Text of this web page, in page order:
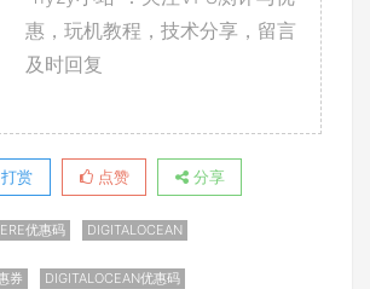
惠，玩机教程，技术分享，留言
及时回复
赏 点赞 分享
优惠码 DIGITALOCEAN
券 DIGITALOCEAN优惠码